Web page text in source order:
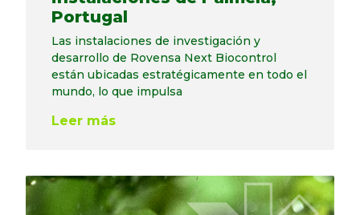
Portugal
Las instalaciones de investigación y
desarrollo de Rovensa Next Biocontrol
están ubicadas estratégicamente en todo el
mundo, lo que impulsa
Leer más